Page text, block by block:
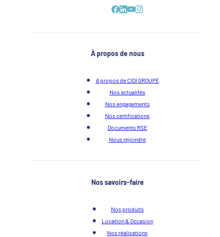
À propos de nous
A propos de CIDI GROUPE
Nos actualités
Nos engagements
Nos certifications
Documents RSE
Nous rejoindre
Nos savoirs-faire
Nos produits
Location & Occasion
Nos réalisations